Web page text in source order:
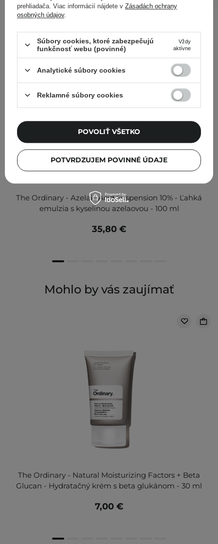
Kontrolovali aj ďalší zákazníci
The Ordinary - Azelaic Acid Suspension 10% - Ľahká
emulzia s kyselinou azelaovou - 100 ml
35,80 €
Mohlo by vás zaujímať
The Ordinary - Natural Moisturizing Factors + Beta
Glucan - Hydratačný krém s beta glukánom - 30 ml
7,00 €
prehliadača. Viac informácií nájdete v Zásadách ochrany
osobných údajov.
Súbory cookies, ktoré zabezpečujú
funkčnosť webu (povinné)
Vždy
aktívne
Analytické súbory cookies
Reklamné súbory cookies
POTVRDZUJEM POVINNÉ ÚDAJE
POVOLIŤ VŠETKO